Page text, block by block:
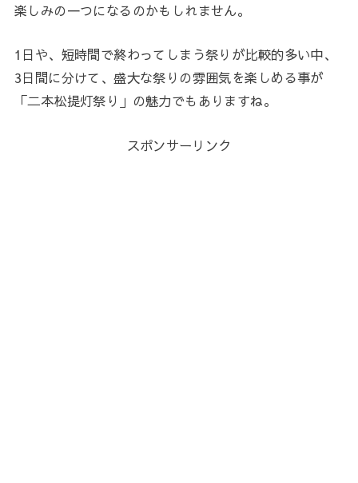
楽しみの一つになるのかもしれません。
1日や、短時間で終わってしまう祭りが比較的多い中、
3日間に分けて、盛大な祭りの雰囲気を楽しめる事が
「二本松提灯祭り」の魅力でもありますね。
スポンサーリンク